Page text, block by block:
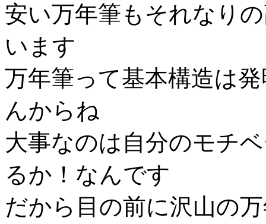
安い万年筆もそれなり
います
万年筆って基本構造は
んからね
大事なのは自分のモチ
るか！なんです
だから目の前に沢山の